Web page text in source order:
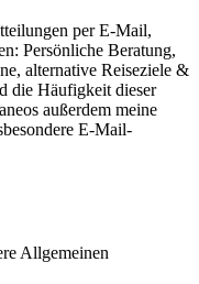
per E-Mail,
Persönliche Beratung,
alternative Reiseziele &
die Häufigkeit dieser
außerdem meine
E-Mail-
Allgemeinen